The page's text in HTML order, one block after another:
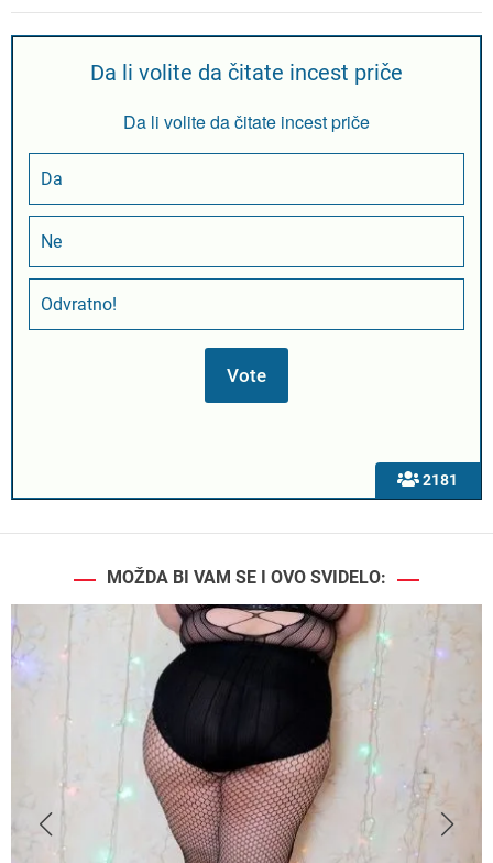
2181
Da li volite da čitate incest priče
Da li volite da čitate incest priče
Da
Ne
Odvratno!
MOŽDA BI VAM SE I OVO SVIDELO: